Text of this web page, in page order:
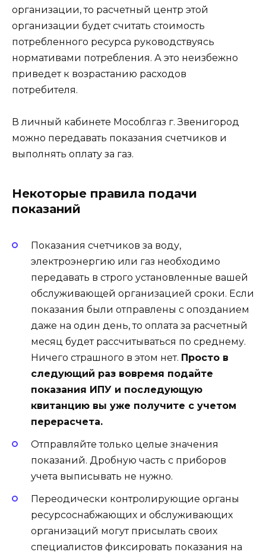
организации, то расчетный центр этой
организации будет считать стоимость
потребленного ресурса руководствуясь
нормативами потребления. А это неизбежно
приведет к возрастанию расходов
потребителя.
В личный кабинете Мособлгаз г. Звенигород
можно передавать показания счетчиков и
выполнять оплату за газ.
Некоторые правила подачи
показаний
Показания счетчиков за воду,
электроэнергию или газ необходимо
передавать в строго установленные вашей
обслуживающей организацией сроки. Если
показания были отправлены с опозданием
даже на один день, то оплата за расчетный
месяц будет рассчитываться по среднему.
Ничего страшного в этом нет. Просто в
следующий раз вовремя подайте
показания ИПУ и последующую
квитанцию вы уже получите с учетом
перерасчета.
Отправляйте только целые значения
показаний. Дробную часть с приборов
учета выписывать не нужно.
Переодически контролирующие органы
ресурсоснабжающих и обслуживающих
организаций могут присылать своих
специалистов фиксировать показания на